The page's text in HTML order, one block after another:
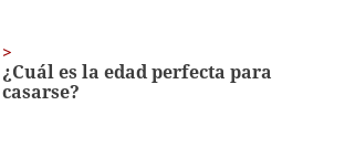
¿Cuál es la edad perfecta para
casarse?